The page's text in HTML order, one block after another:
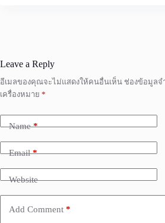
Leave a Reply
อีเมลของคุณจะไม่แสดงให้คนอื่นเห็น ช่องข้อมูลจ
เครื่องหมาย *
Name*
Email*
Website
Add Comment *